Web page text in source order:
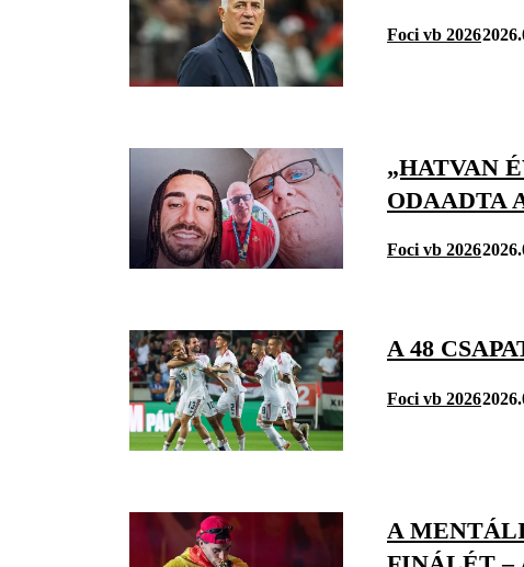
Foci vb 2026
„HATVAN
ODAADTA
Foci vb 2026
A 48
Foci vb 2026
A